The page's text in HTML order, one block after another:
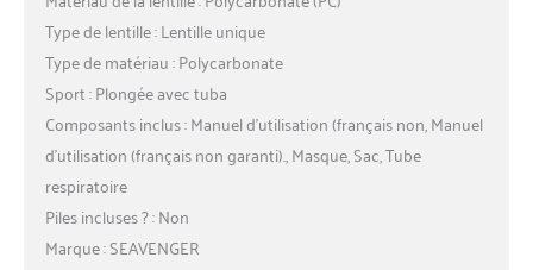
Type de lentille : Lentille unique
Type de matériau : Polycarbonate
Sport : Plongée avec tuba
Composants inclus : Manuel d’utilisation (français non, Manuel
d’utilisation (français non garanti)., Masque, Sac, Tube
respiratoire
Piles incluses ? : Non
Marque : SEAVENGER